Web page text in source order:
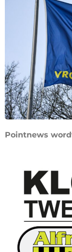
Pointnews